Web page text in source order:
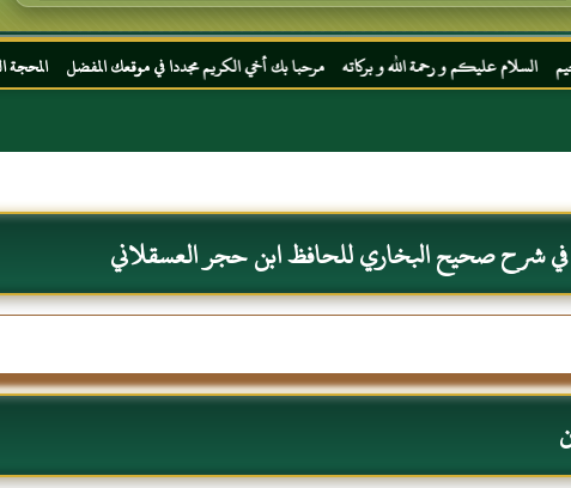
رحمة الله و بركاته مرحبا بك أخي الكريم مجددا في موقعك المفضل المحجة البيضاء موقع الحبر
في شرح صحيح البخاري للحافظ ابن حجر العسقلاني